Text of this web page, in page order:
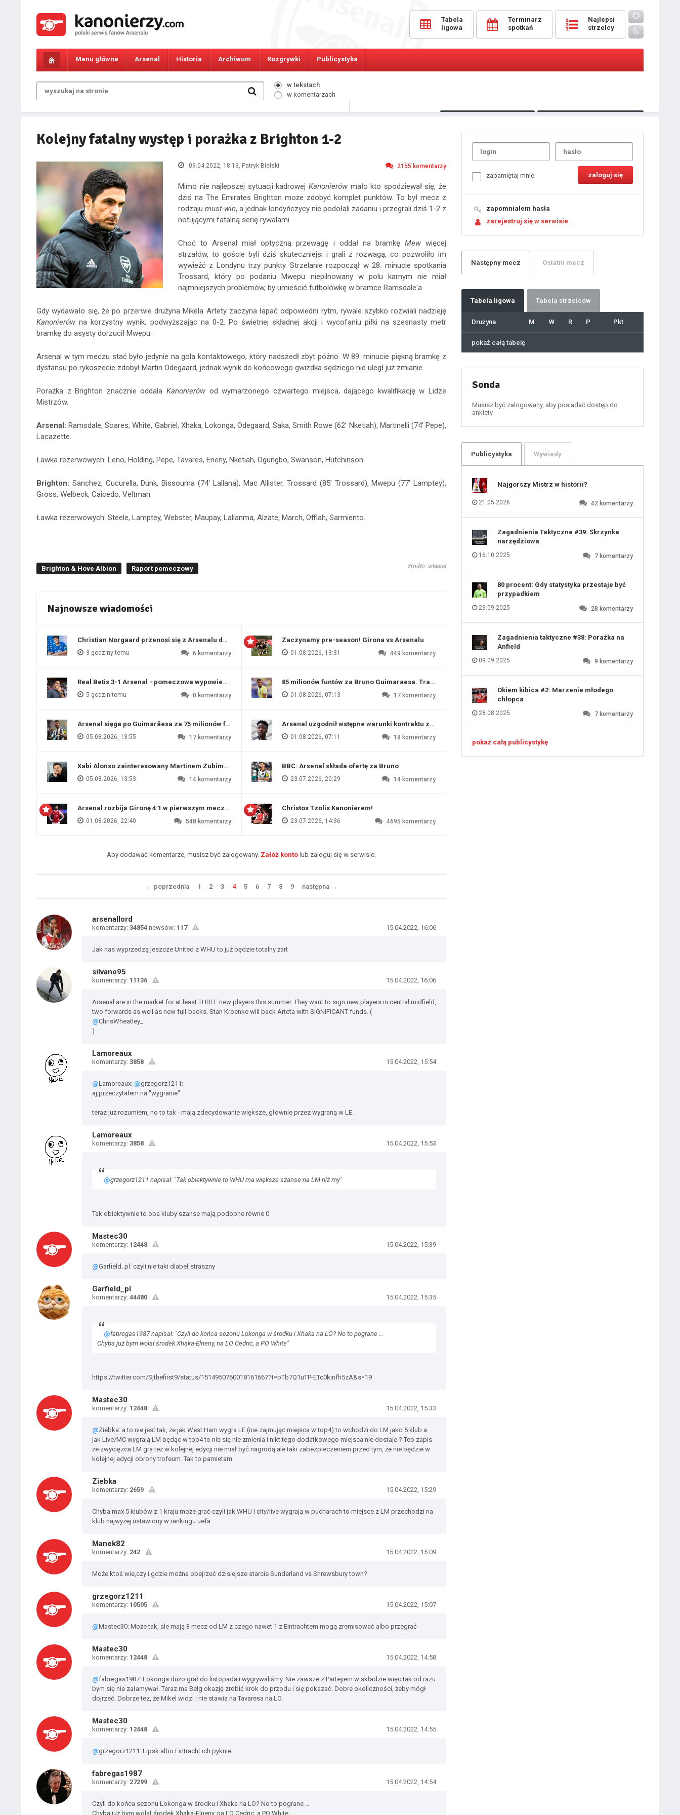
Tabela
ligowa
Terminarz
spotkań
Najlepsi
strzelcy
Menu główne Arsenal Historia Archiwum Rozgrywki Publicystyka
w tekstach
w komentarzach
Kolejny fatalny występ i porażka z Brighton 1-2
09.04.2022, 18:13, Patryk Bielski 2155 komentarzy
Mimo nie najlepszej sytuacji kadrowej Kanonierów mało kto spodziewał się, że
dziś na The Emirates Brighton może zdobyć komplet punktów. To był mecz z
rodzaju must-win, a jednak londyńczycy nie podołali zadaniu i przegrali dziś 1-2 z
notującymi fatalną serię rywalami.
Choć to Arsenal miał optyczną przewagę i oddał na bramkę Mewwięcej
strzałów, to goście byli dziś skuteczniejsi i grali z rozwagą, co pozwoliło im
wywieźć z Londynu trzy punkty. Strzelanie rozpoczął w 28. minucie spotkania
Trossard, który po podaniu Mwepu niepilnowany w polu karnym nie miał
najmniejszych problemów, by umieścić futbolówkę w bramce Ramsdale'a.
Gdy wydawało się, że po przerwie drużyna Mikela Artety zaczyna łapać odpowiedni rytm, rywale szybko rozwiali nadzieję
Kanonierów na korzystny wynik, podwyższając na 0-2. Po świetnej składnej akcji i wycofaniu piłki na szesnasty metr
bramkę do asysty dorzucił Mwepu.
Arsenal w tym meczu stać było jedynie na gola kontaktowego, który nadszedł zbyt późno. W 89. minucie piękną bramkę z
dystansu po rykoszecie zdobył Martin Odegaard, jednak wynik do końcowego gwizdka sędziego nie uległ już zmianie.
Porażka z Brighton znacznie oddalaKanonierów od wymarzonego czwartego miejsca, dającego kwalifikację w Lidze
Mistrzów.
Arsenal: Ramsdale, Soares, White, Gabriel, Xhaka, Lokonga, Odegaard, Saka, Smith Rowe (62' Nketiah), Martinelli (74' Pepe),
Lacazette.
Ławka rezerwowych: Leno, Holding, Pepe, Tavares, Eneny, Nketiah, Ogungbo, Swanson, Hutchinson.
Brighton: Sanchez, Cucurella, Dunk, Bissouma (74' Lallana), Mac Allister, Trossard (85' Trossard), Mwepu (77' Lamptey),
Gross, Welbeck, Caicedo, Veltman.
Ławka rezerwowych: Steele, Lamptey, Webster, Maupay, Lallanma, Alzate, March, Offiah, Sarmiento.
Brighton & Hove Albion Raport pomeczowy źrodło: własne
Najnowsze wiadomości
Christian Norgaard przenosi się z Arsenalu do Evertonu
3 godziny temu 6 komentarzy
Real Betis 3-1 Arsenal - pomeczowa wypowiedź Artety
5 godzin temu 0 komentarzy
Arsenal sięga po Guimarãesa za 75 milionów funtów
05.08.2026, 13:55 17 komentarzy
Xabi Alonso zainteresowany Martinem Zubimendim
05.08.2026, 13:53 14 komentarzy
Arsenal rozbija Gironę 4:1 w pierwszym meczu przygotowawczym
01.08.2026, 22:40 548 komentarzy
Zaczynamy pre-season! Girona vs Arsenalu
01.08.2026, 13:31 449 komentarzy
85 milionów funtów za Bruno Guimaraesa. Transfer na ostatniej prostej
01.08.2026, 07:13 17 komentarzy
Arsenal uzgodnił wstępne warunki kontraktu z Viniciusem Juniorem?
01.08.2026, 07:11 18 komentarzy
BBC: Arsenal składa ofertę za Bruno
23.07.2026, 20:29 14 komentarzy
Christos Tzolis Kanonierem!
23.07.2026, 14:36 4695 komentarzy
Aby dodawać komentarze, musisz być zalogowany. Załóż konto lub zaloguj się w serwisie.
← poprzednia 1 2 3 4 5 6 7 8 9 następna →
arsenallord
komentarzy: 34854 newsów: 117 15.04.2022, 16:06
Jak nas wyprzedzą jeszcze United z WHU to już będzie totalny żart
silvano95
komentarzy: 11136 15.04.2022, 16:06
Arsenal are in the market for at least THREE new players this summer. They want to sign new players in central midfield,
two forwards as well as new full-backs. Stan Kroenke will back Arteta with SIGNIFICANT funds. (
@ChrisWheatley_
)
Lamoreaux
komentarzy: 3858 15.04.2022, 15:54
@Lamoreaux: @grzegorz1211:
aj,przeczytałem na "wygranie"
teraz już rozumiem, no to tak - mają zdecydowanie większe, głównie przez wygraną w LE.
Lamoreaux
komentarzy: 3858 15.04.2022, 15:53
@grzegorz1211 napisał: "Tak obiektywnie to WHU ma większe szanse na LM niż my"
Tak obiektywnie to oba kluby szanse mają podobne równe 0
Mastec30
komentarzy: 12448 15.04.2022, 15:39
@Garfield_pl: czyli nie taki diabeł straszny
Garfield_pl
komentarzy: 44480 15.04.2022, 15:35
@fabregas1987 napisał: "Czyli do końca sezonu Lokonga w środku i Xhaka na LO? No to pograne …
Chyba już bym wolał środek Xhaka-Elneny, na LO Cedric, a PO White"
https://twitter.com/Sjthefirst9/status/1514950760018161667?t=bTb7Q1uTP-ETc0kinfh5zA&s=19
Mastec30
komentarzy: 12448 15.04.2022, 15:33
@Ziebka: a to nie jest tak, że jak West Ham wygra LE (nie zajmując miejsca w top4) to wchodzi do LM jako 5 klub a
jak Live/MC wygrają LM będąc w top4 to nic się nie zmienia i nikt tego dodatkowego miejsca nie dostaje ? Teb zapis
że zwycięzca LM gra też w kolejnej edycji nie miał być nagrodą ale taki zabezpieczeniem przed tym, że nie będzie w
kolejnej edycji obrony trofeum. Tak to pamietam
Ziebka
komentarzy: 2659 15.04.2022, 15:29
Chyba max 5 klubów z 1 kraju może grać czyli jak WHU i city/live wygrają w pucharach to miejsce z LM przechodzi na
klub najwyżej ustawiony w rankingu uefa
Manek82
komentarzy: 242 15.04.2022, 15:09
Może ktoś wie,czy i gdzie można obejrzeć dzisiejsze starcie Sunderland vs Shrewsbury town?
grzegorz1211
komentarzy: 10505 15.04.2022, 15:07
@Mastec30: Może tak, ale mają 3 mecz od LM z czego nawet 1 z Eintrachtem mogą zremisować albo przegrać
Mastec30
komentarzy: 12448 15.04.2022, 14:58
@fabregas1987: Lokonga dużo grał do listopada i wygrywaliśmy. Nie zawsze z Parteyem w składzie więc tak od razu
bym się nie załamywał. Teraz ma Belg okazję zrobić krok do przodu i się pokazać. Dobre okoliczności, żeby mógł
dojrzeć. Dobrze tez, że Mikel widzi i nie stawia na Tavaresa na LO.
Mastec30
komentarzy: 12448 15.04.2022, 14:55
@grzegorz1211: Lipsk albo Eintracht ich pyknie
fabregas1987
komentarzy: 27299 15.04.2022, 14:54
Czyli do końca sezonu Lokonga w środku i Xhaka na LO? No to pograne …
Chyba już bym wolał środek Xhaka-Elneny, na LO Cedric, a PO White
zapamiętaj mnie
zapomniałem hasła
zarejestruj się w serwisie
Następny mecz Ostatni mecz
Tabela ligowa Tabela strzelców
Drużyna M W R P Pkt
pokaż całą tabelę
Sonda
Musisz być zalogowany, aby posiadać dostęp do
ankiety.
Publicystyka Wywiady
Najgorszy Mistrz w historii?
21.05.2026 42 komentarzy
Zagadnienia Taktyczne #39: Skrzynka
narzędziowa
16.10.2025 7 komentarzy
80 procent: Gdy statystyka przestaje być
przypadkiem
29.09.2025 28 komentarzy
Zagadnienia taktyczne #38: Porażka na
Anfield
09.09.2025 9 komentarzy
Okiem kibica #2: Marzenie młodego
chłopca
28.08.2025 7 komentarzy
pokaż całą publicystykę